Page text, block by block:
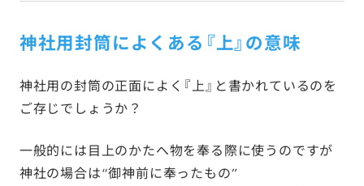
神社用封筒によくある『上』の意味
神社用の封筒の正面によく『上』と書かれているのを
ご存じでしょうか？
一般的には目上のかたへ物を奉る際に使うのですが
神社の場合は“御神前に奉ったもの”